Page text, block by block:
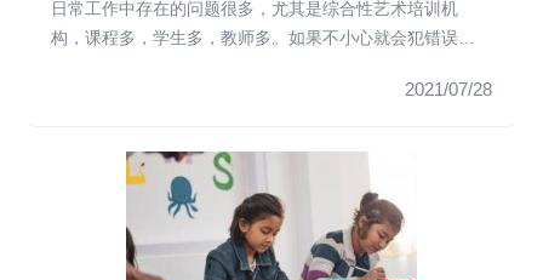
日常工作中存在的问题很多，尤其是综合性艺术培训机
构，课程多，学生多，教师多。如果不小心就会犯错误，
2021/07/28